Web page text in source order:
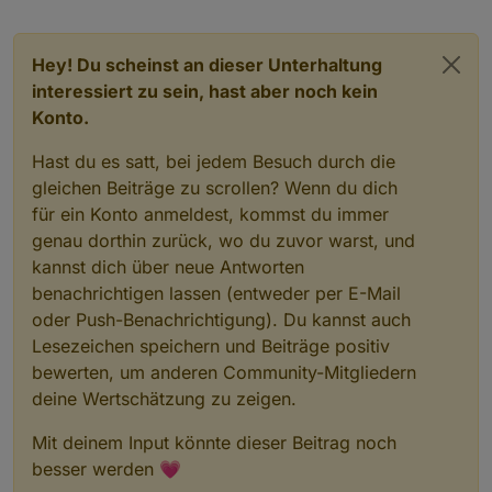
Hey! Du scheinst an dieser Unterhaltung
interessiert zu sein, hast aber noch kein
Konto.
Hast du es satt, bei jedem Besuch durch die
gleichen Beiträge zu scrollen? Wenn du dich
für ein Konto anmeldest, kommst du immer
genau dorthin zurück, wo du zuvor warst, und
kannst dich über neue Antworten
benachrichtigen lassen (entweder per E-Mail
oder Push-Benachrichtigung). Du kannst auch
Lesezeichen speichern und Beiträge positiv
bewerten, um anderen Community-Mitgliedern
deine Wertschätzung zu zeigen.
Mit deinem Input könnte dieser Beitrag noch
besser werden 💗